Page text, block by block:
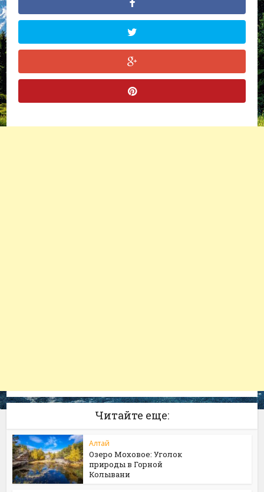
Читайте еще:
Алтай
Озеро Моховое: Уголок
природы в Горной
Колывани